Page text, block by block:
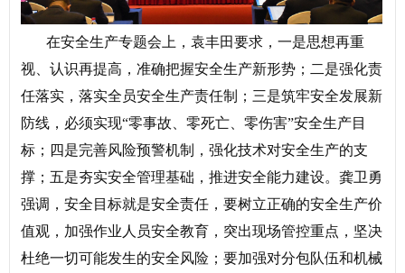
在安全生产专题会上，袁丰田要求，一是思想再重
视、认识再提高，准确把握安全生产新形势；二是强化责
任落实，落实全员安全生产责任制；三是筑牢安全发展新
防线，必须实现“零事故、零死亡、零伤害”安全生产目
标；四是完善风险预警机制，强化技术对安全生产的支
撑；五是夯实安全管理基础，推进安全能力建设。龚卫勇
强调，安全目标就是安全责任，要树立正确的安全生产价
值观，加强作业人员安全教育，突出现场管控重点，坚决
杜绝一切可能发生的安全风险；要加强对分包队伍和机械